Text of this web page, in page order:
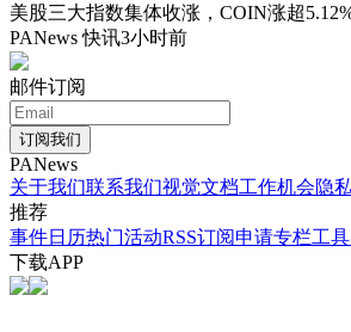
美股三大指数集体收涨，COIN涨超
PANews 快讯3小时前
邮件订阅
订阅我们
PANews
关于我们联系我们视觉文档工作机会隐
推荐
事件日历热门活动RSS订阅申请专栏工
下载APP